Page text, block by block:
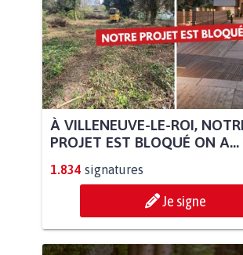
À VILLENEUVE-LE-ROI,
PROJET EST BLOQUÉ ON A...
1.834 signatures
Je signe